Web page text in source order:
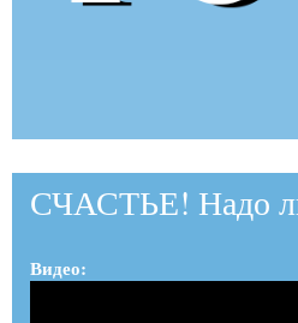
СЧАСТЬЕ! Надо
Видео: